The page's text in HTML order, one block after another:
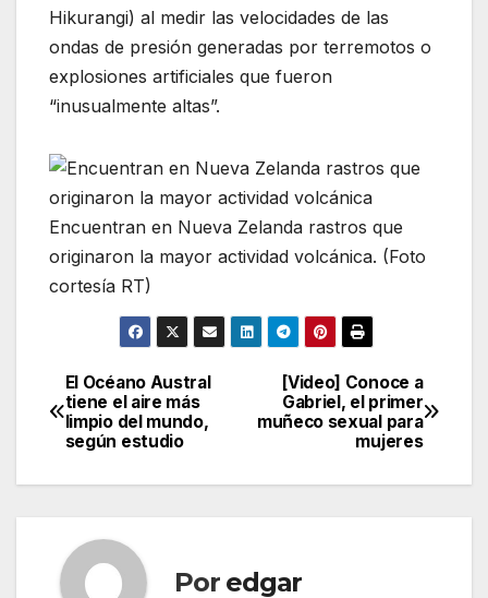
Hikurangi) al medir las velocidades de las
ondas de presión generadas por terremotos o
explosiones artificiales que fueron
“inusualmente altas”.
Encuentran en Nueva Zelanda rastros que
originaron la mayor actividad volcánica. (Foto
cortesía RT)
Navegación
de
entradas
[Video] Conoce a
Gabriel, el primer
muñeco sexual para
mujeres
El Océano Austral
tiene el aire más
limpio del mundo,
según estudio
Por edgar